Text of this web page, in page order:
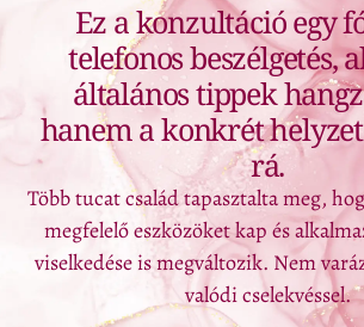
Ez a konzultáció egy
telefonos beszélgetés,
általános tippek
hanem a konkrét
rá.
Több tucat család tapasztalta meg,
megfelelő eszközöket kap és
viselkedése is megváltozik. Nem
valódi cselekvéssel.